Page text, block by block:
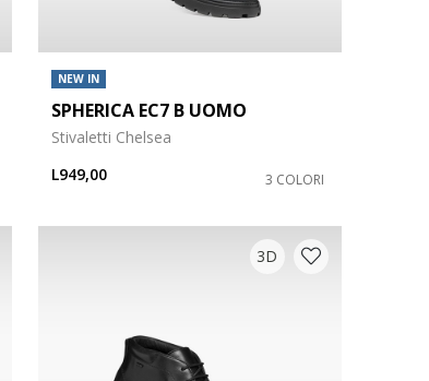
NEW IN
SPHERICA EC7 B UOMO
Stivaletti Chelsea
L949,00
3 COLORI
3D